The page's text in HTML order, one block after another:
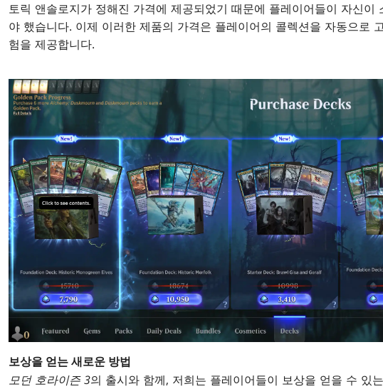
토릭 앤솔로지가 정해진 가격에 제공되었기 때문에 플레이어들이 자신이
야 했습니다. 이제 이러한 제품의 가격은 플레이어의 콜렉션을 자동으로
험을 제공합니다.
보상을 얻는 새로운 방법
모던 호라이즌 3의 출시와 함께, 저희는 플레이어들이 보상을 얻을 수 있